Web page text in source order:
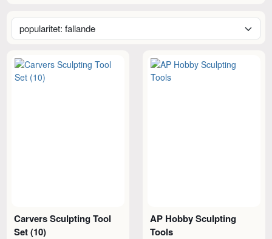
Carvers Sculpting Tool
Set (10)
AP Hobby Sculpting
Tools